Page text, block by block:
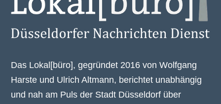
Das Lokal[büro], gegründet 2016 von Wolfgang
Harste und Ulrich Altmann, berichtet unabhängig
und nah am Puls der Stadt Düsseldorf über